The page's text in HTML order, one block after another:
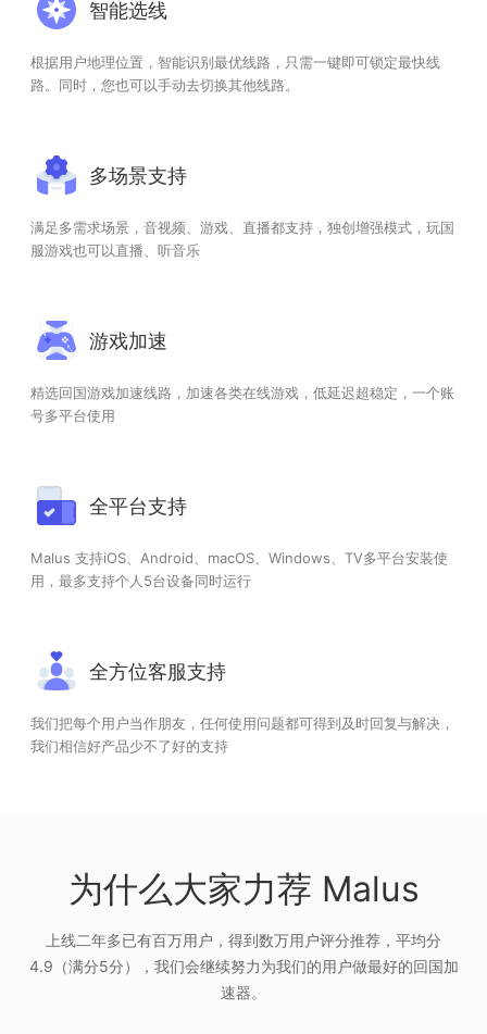
智能选线
根据用户地理位置，智能识别最优线路，只需一键即可锁定最快线
路。同时，您也可以手动去切换其他线路。
多场景支持
满足多需求场景，音视频、游戏、直播都支持，独创增强模式，玩国
服游戏也可以直播、听音乐
游戏加速
精选回国游戏加速线路，加速各类在线游戏，低延迟超稳定，一个账
号多平台使用
全平台支持
Malus 支持iOS、Android、macOS、Windows、TV多平台安装使
用，最多支持个人5台设备同时运行
全方位客服支持
我们把每个用户当作朋友，任何使用问题都可得到及时回复与解决，
我们相信好产品少不了好的支持
为什么大家力荐 Malus
上线二年多已有百万用户，得到数万用户评分推荐，平均分
4.9（满分5分），我们会继续努力为我们的用户做最好的回国加
速器。